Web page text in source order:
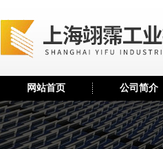
网站首页 公司简介